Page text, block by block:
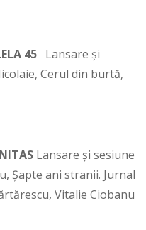
45 Lansare și
Cerul din burtă,
Lansare și sesiune
Șapte ani stranii. Jurnal
Vitalie Ciobanu